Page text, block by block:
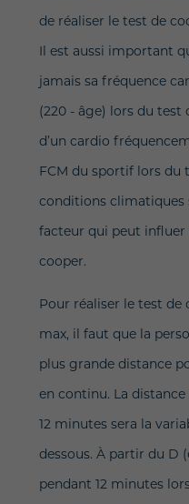
de réaliser le test de
Il est aussi important
jamais sa fréquence
(220 - âge) lors du test
d’un cardio
FCM du sportif lors du
conditions
facteur qui peut influer
cooper.
Pour réaliser le test de
max, il faut que la
plus grande distance
en continu. La
12 minutes sera la
dessous. À partir du D
pendant 12 minutes